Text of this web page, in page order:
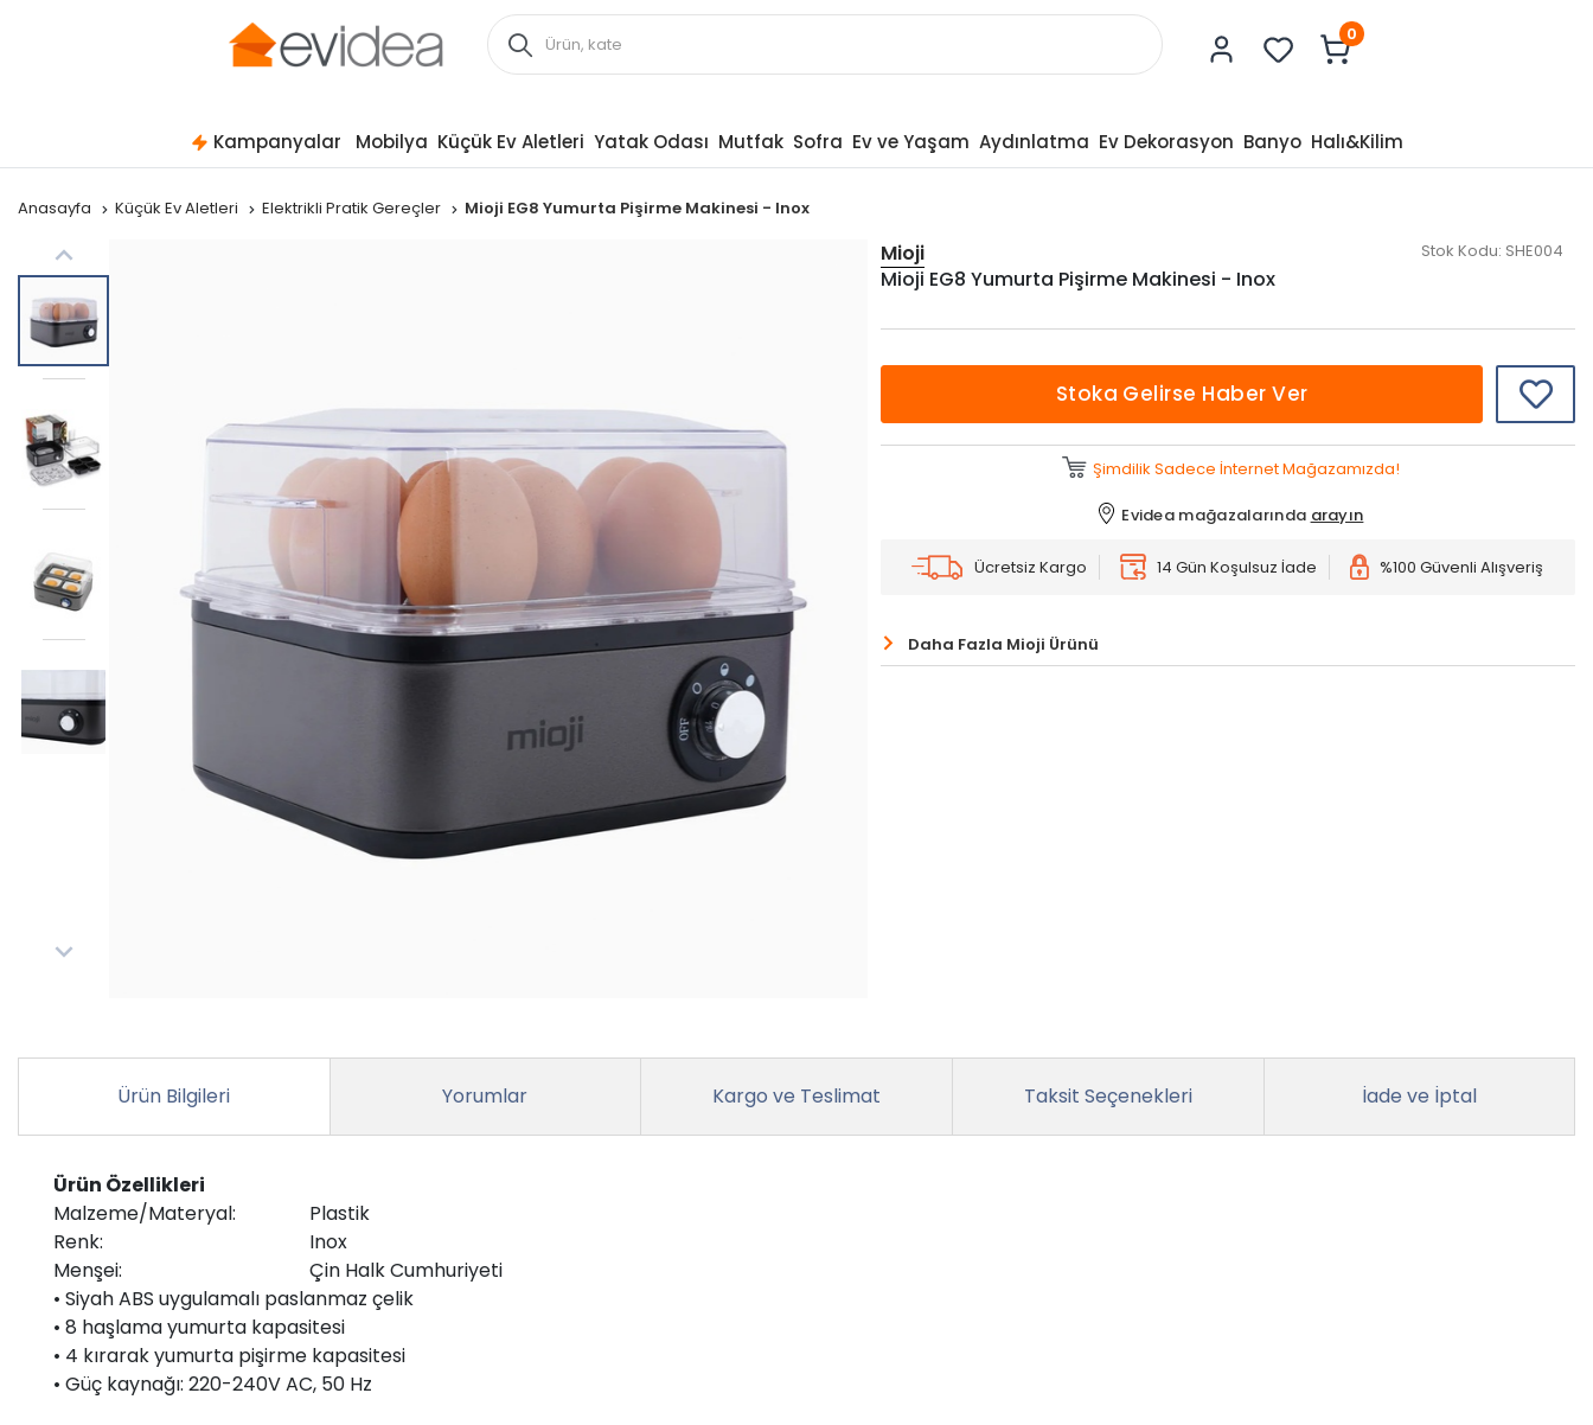
0
Kampanyalar Mobilya Küçük Ev Aletleri Yatak Odası Mutfak Sofra Ev ve Yaşam Aydınlatma Ev Dekorasyon Banyo Halı&Kilim
Anasayfa Küçük Ev Aletleri Elektrikli Pratik Gereçler Mioji EG8 Yumurta Pişirme Makinesi - Inox
Mioji Stok Kodu: SHE004
Mioji EG8 Yumurta Pişirme Makinesi - Inox
Stoka Gelirse Haber Ver
Şimdilik Sadece İnternet Mağazamızda!
Evidea mağazalarında arayın
Ücretsiz Kargo 14 Gün Koşulsuz İade %100 Güvenli Alışveriş
Daha Fazla Mioji Ürünü
Ürün Bilgileri Yorumlar Kargo ve Teslimat Taksit Seçenekleri İade ve İptal
Ürün Özellikleri
Malzeme/Materyal:
Plastik
Renk:
Inox
Menşei:
Çin Halk Cumhuriyeti
• Siyah ABS uygulamalı paslanmaz çelik
• 8 haşlama yumurta kapasitesi
• 4 kırarak yumurta pişirme kapasitesi
• Güç kaynağı: 220-240V AC, 50 Hz